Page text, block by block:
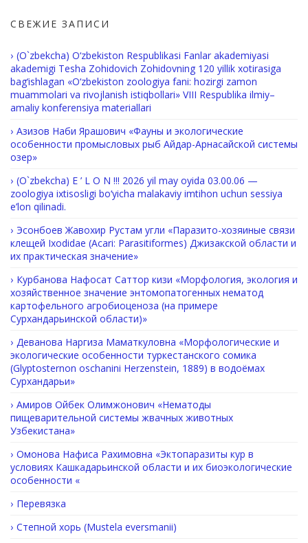
СВЕЖИЕ ЗАПИСИ
(O`zbekcha) O‘zbekiston Respublikasi Fanlar akademiyasi
akademigi Tesha Zohidovich Zohidovning 120 yillik xotirasiga
bag‘ishlagan «O‘zbekiston zoologiya fani: hozirgi zamon
muammolari va rivojlanish istiqbollari» VIII Respublika ilmiy–
amaliy konferensiya materiallari
Азизов Наби Ярашович «Фауны и экологические
особенности промысловых рыб Айдар-Арнасайской системы
озер»
(O`zbekcha) E ’ L O N !!! 2026 yil may oyida 03.00.06 —
zoologiya ixtisosligi bo‘yicha malakaviy imtihon uchun sessiya
e’lon qilinadi.
Эсонбоев Жавохир Рустам угли «Паразито-хозяиные связи
клещей Ixodidae (Acari: Parasitiformes) Джизакской области и
их практическая значение»
Курбанова Нафосат Саттор кизи «Морфология, экология и
хозяйственное значение энтомопатогенных нематод
картофельного агробиоценоза (на примере
Cурхандарьинской области)»
Деванова Наргиза Маматкуловна «Морфологические и
экологические особенности туркестанского сомика
(Glyptosternon oschanini Herzenstein, 1889) в водоёмах
Сурхандарьи»
Амиров Ойбек Олимжонович «Нематоды
пищеварительной системы жвачных животных
Узбекистана»
Омонова Нафиса Рахимовна «Эктопаразиты кур в
условиях Кашкадарьинской области и их биоэкологические
особенности «
Перевязка
Степной хорь (Mustela eversmanii)